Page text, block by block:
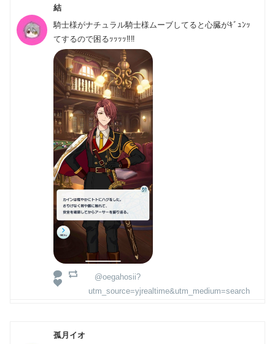
結
騎士様がナチュラル騎士様ムーブしてると心臓がｷﾞｭﾝｯ
てするので困るｯｯｯｯ‼️‼️
@oegahosii?
utm_source=yjrealtime&utm_medium=search
孤月イオ